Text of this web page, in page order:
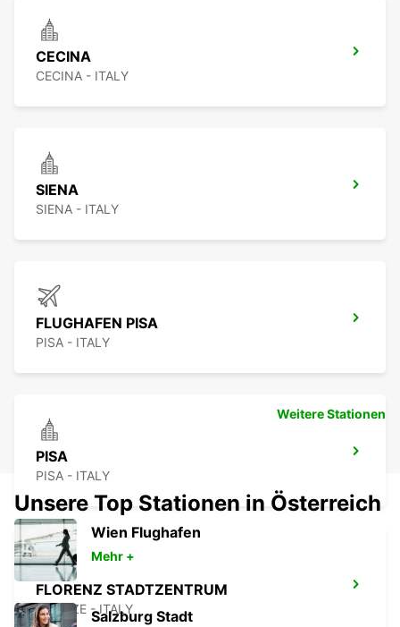
CECINA
CECINA - ITALY
SIENA
SIENA - ITALY
FLUGHAFEN PISA
PISA - ITALY
PISA
PISA - ITALY
FLORENZ STADTZENTRUM
FIRENZE - ITALY
Weitere Stationen
Unsere Top Stationen in Österreich
Wien Flughafen
Mehr +
Salzburg Stadt